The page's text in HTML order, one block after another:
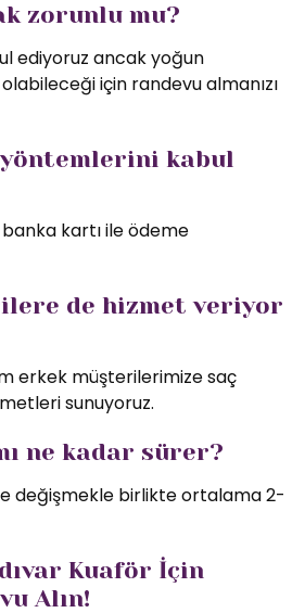
zorunlu mu?
ediyoruz ancak yoğun
için randevu almanızı
kabul
kartı ile ödeme
de hizmet veriyor
erkek müşterilerimize saç
sunuyoruz.
ne kadar sürer?
değişmekle birlikte ortalama 2-
Kuaför İçin
Alın!